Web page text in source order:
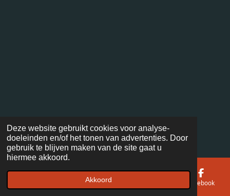
Deze website gebruikt cookies voor analyse-
doeleinden en/of het tonen van advertenties. Door
gebruik te blijven maken van de site gaat u
hiermee akkoord.
Akkoord
Telefoonnummer Facebook